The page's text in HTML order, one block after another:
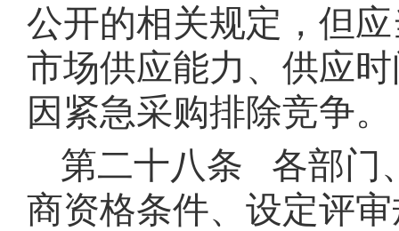
公开的相关规定，但
市场供应能力、供应
因紧急采购排除竞争。
第二十八条 各部门
商资格条件、设定评